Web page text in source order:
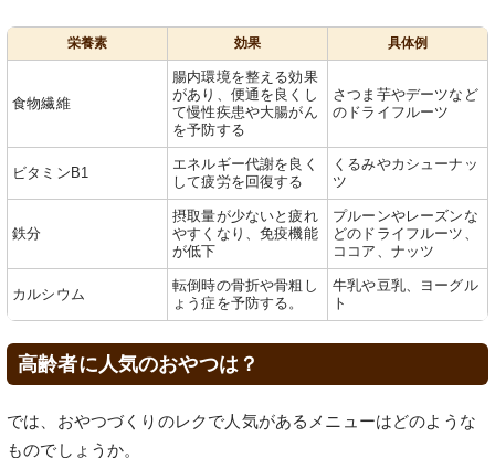
栄養素 効果 具体例
食物繊維
腸内環境を整える効果
があり、便通を良くし
て慢性疾患や大腸がん
を予防する
さつま芋やデーツなど
のドライフルーツ
ビタミンB1
エネルギー代謝を良く
して疲労を回復する
くるみやカシューナッ
ツ
鉄分
摂取量が少ないと疲れ
やすくなり、免疫機能
が低下
プルーンやレーズンな
どのドライフルーツ、
ココア、ナッツ
カルシウム
転倒時の骨折や骨粗し
ょう症を予防する。
牛乳や豆乳、ヨーグル
ト
高齢者に人気のおやつは？
では、おやつづくりのレクで人気があるメニューはどのような
ものでしょうか。